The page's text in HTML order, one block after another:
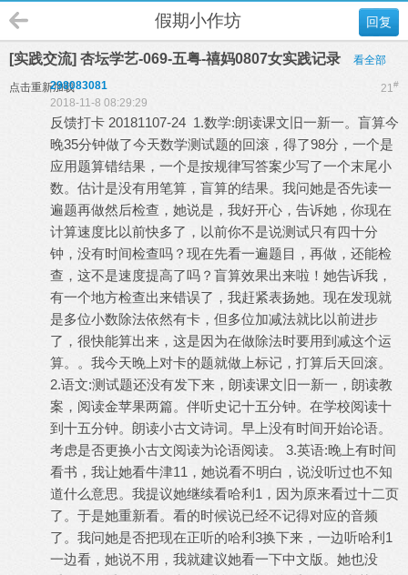
回复
假期小作坊
[实践交流] 杏坛学艺-069-五粤-禧妈0807女实践记录 看全部
点击重新加载 21#
298083081
2018-11-8 08:29:29
反馈打卡 20181107-24 1.数学:朗读课文旧一新一。盲算今
晚35分钟做了今天数学测试题的回滚，得了98分，一个是
应用题算错结果，一个是按规律写答案少写了一个末尾小
数。估计是没有用笔算，盲算的结果。我问她是否先读一
遍题再做然后检查，她说是，我好开心，告诉她，你现在
计算速度比以前快多了，以前你不是说测试只有四十分
钟，没有时间检查吗？现在先看一遍题目，再做，还能检
查，这不是速度提高了吗？盲算效果出来啦！她告诉我，
有一个地方检查出来错误了，我赶紧表扬她。现在发现就
是多位小数除法依然有卡，但多位加减法就比以前进步
了，很快能算出来，这是因为在做除法时要用到减这个运
算。。我今天晚上对卡的题就做上标记，打算后天回滚。
2.语文:测试题还没有发下来，朗读课文旧一新一，朗读教
案，阅读金苹果两篇。伴听史记十五分钟。在学校阅读十
到十五分钟。朗读小古文诗词。早上没有时间开始论语。
考虑是否更换小古文阅读为论语阅读。 3.英语:晚上有时间
看书，我让她看牛津11，她说看不明白，说没听过也不知
道什么意思。我提议她继续看哈利1，因为原来看过十二页
了。于是她重新看。看的时候说已经不记得对应的音频
了。我问她是否把现在正听的哈利3换下来，一边听哈利1
一边看，她说不用，我就建议她看一下中文版。她也没